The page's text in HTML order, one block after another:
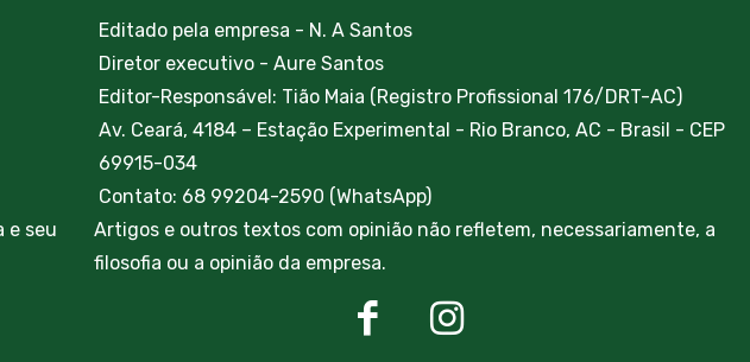
Editado pela empresa - N. A Santos
Diretor executivo - Aure Santos
Editor-Responsável: Tião Maia (Registro Profissional 176/DRT-AC)
Av. Ceará, 4184 – Estação Experimental - Rio Branco, AC - Brasil - CEP
69915-034
Contato: 68 99204-2590 (WhatsApp)
e seu
Artigos e outros textos com opinião não refletem, necessariamente, a
filosofia ou a opinião da empresa.